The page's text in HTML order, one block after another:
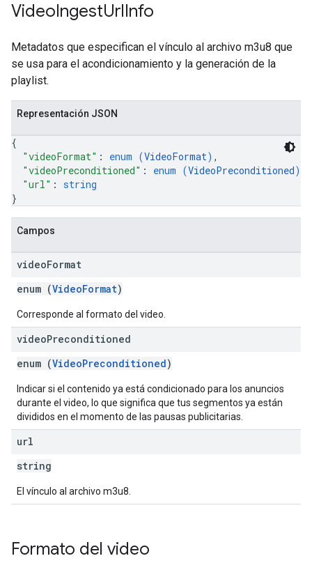
VideoIngestUrlInfo
Metadatos que especifican el vínculo al archivo m3u8 que
se usa para el acondicionamiento y la generación de la
playlist.
Representación JSON
{
"videoFormat" : enum (VideoFormat) ,
"videoPreconditioned" : enum (VideoPreconditioned)
"url" : string
}
Campos
videoFormat
enum (VideoFormat)
Corresponde al formato del video.
videoPreconditioned
enum (VideoPreconditioned)
Indicar si el contenido ya está condicionado para los anuncios
durante el video, lo que significa que tus segmentos ya están
divididos en el momento de las pausas publicitarias.
url
string
El vínculo al archivo m3u8.
Formato del video